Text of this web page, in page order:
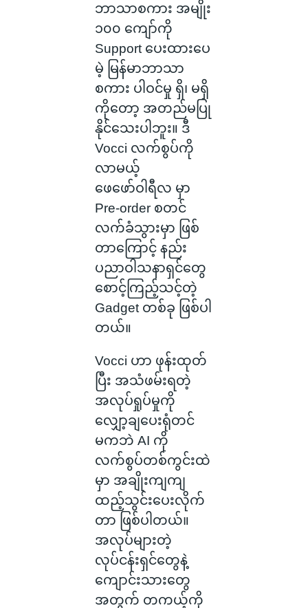
ဘာသာစကား အမျိုး
၁၀၀ ကျော်ကို
Support ပေးထားပေ
မဲ့ မြန်မာဘာသာ
စကား ပါဝင်မှု ရှိ၊ မရှိ
ကိုတော့ အတည်မပြု
နိုင်သေးပါဘူး။ ဒီ
Vocci လက်စွပ်ကို
လာမယ့်
ဖေဖော်ဝါရီလ မှာ
Pre-order စတင်
လက်ခံသွားမှာ ဖြစ်
တာကြောင့် နည်း
ပညာဝါသနာရှင်တွေ
စောင့်ကြည့်သင့်တဲ့
Gadget တစ်ခု ဖြစ်ပါ
တယ်။
Vocci ဟာ ဖုန်းထုတ်
ပြီး အသံဖမ်းရတဲ့
အလုပ်ရှုပ်မှုကို
လျှော့ချပေးရုံတင်
မကဘဲ AI ကို
လက်စွပ်တစ်ကွင်းထဲ
မှာ အချိုးကျကျ
ထည့်သွင်းပေးလိုက်
တာ ဖြစ်ပါတယ်။
အလုပ်များတဲ့
လုပ်ငန်းရှင်တွေနဲ့
ကျောင်းသားတွေ
အတွက် တကယ့်ကို